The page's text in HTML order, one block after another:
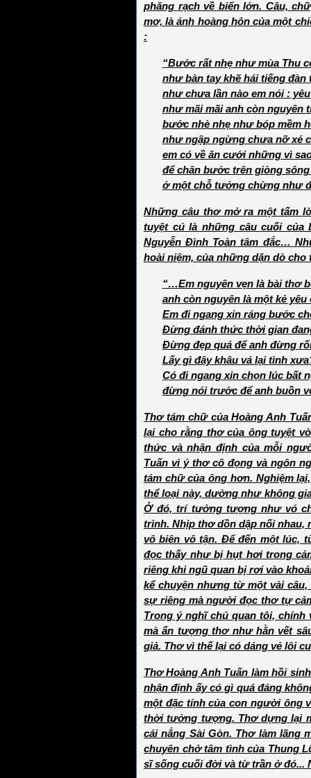
phăng rạch về biển lớn. Câu,
mơ, là ánh hoàng hôn của một
:
“Bước rất nhẹ như mùa Thu
như bàn tay khẽ hái tiếng đàn
như chưa lần nào em nói :
như mãi mãi anh còn nguyên
bước nhè nhẹ như bóp mềm
như ngập ngừng chưa nỡ xé
em có về ăn cưới những vì
để chân bước trên giòng
ở một chỗ tưởng chừng như
Những câu thơ mở ra một tấm
tuyệt cú là những câu cuối của
Nguyễn Đình Toàn tâm đắc…
hoài niệm, của những dặn dò cho
“…Em nguyên vẹn là bài thơ
anh còn nguyên là một kẻ yêu
Em đi ngang xin ráng bước
Đừng đánh thức thời gian
Đừng đẹp quá để anh đừng
Lấy gì đây khâu vá lại tình
Có đi ngang xin chọn lúc bất
đừng nói trước để anh buồn
Thơ tám chữ của Hoàng Anh
lại cho rằng thơ của ông tuyệt
thức và nhận định của mỗi
Tuấn vì ý thơ cô đọng và ngôn
tám chữ của ông hơn. Nghiệm
thể loại này, dường như không
Ở đó, trí tưởng tượng như vó
trình. Nhịp thơ dồn dập nối
vô biên vô tận. Để đến một lúc,
đọc thấy như bị hụt hơi trong
riêng khi ngũ quan bị rơi vào
kể chuyện nhưng từ một vài
sự riêng mà người đọc thơ tự
Trong ý nghĩ chủ quan tôi,
mà ấn tượng thơ như hằn vết
giả. Thơ vì thế lại có dáng vẻ lôi
Thơ Hoàng Anh Tuấn làm hồi
nhận định ấy có gì quá đáng
một đặc tính của con người ông
thời tưởng tượng. Thơ dựng lại
cái nắng Sài Gòn. Thơ làm
chuyên chở tâm tình của Thung
sĩ sống cuối đời và từ trần ở